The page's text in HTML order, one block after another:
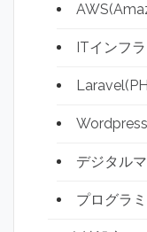
ITインフ
Wordpress
デジタル
プログラ